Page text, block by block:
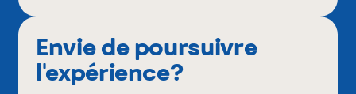
Envie de poursuivre
l'expérience?